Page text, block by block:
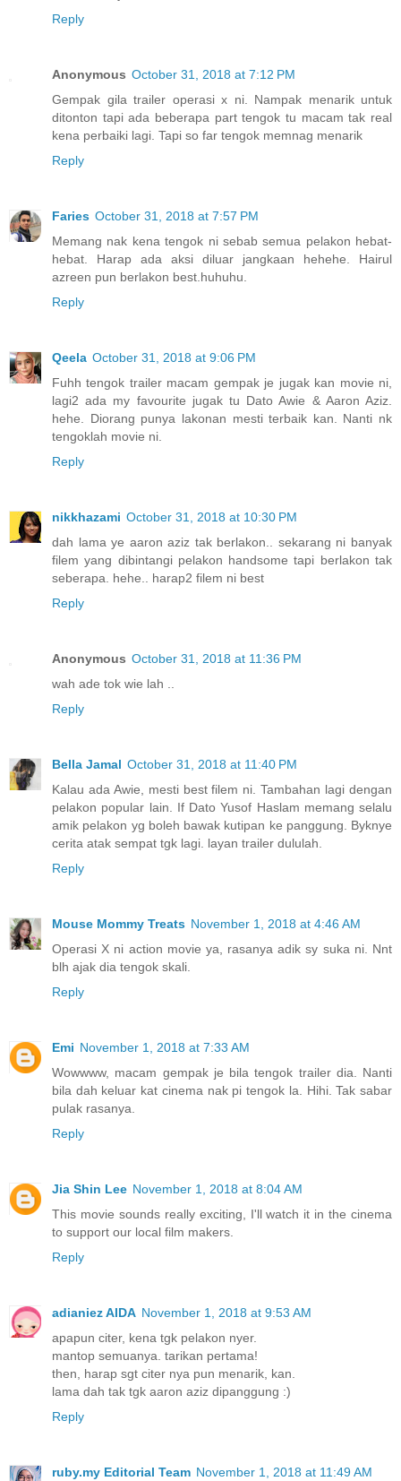
Reply
Anonymous October 31, 2018 at 7:12 PM
Gempak gila trailer operasi x ni. Nampak menarik untuk
ditonton tapi ada beberapa part tengok tu macam tak real
kena perbaiki lagi. Tapi so far tengok memnag menarik
Reply
Faries October 31, 2018 at 7:57 PM
Memang nak kena tengok ni sebab semua pelakon hebat-
hebat. Harap ada aksi diluar jangkaan hehehe. Hairul
azreen pun berlakon best.huhuhu.
Reply
Qeela October 31, 2018 at 9:06 PM
Fuhh tengok trailer macam gempak je jugak kan movie ni,
lagi2 ada my favourite jugak tu Dato Awie & Aaron Aziz.
hehe. Diorang punya lakonan mesti terbaik kan. Nanti nk
tengoklah movie ni.
Reply
nikkhazami October 31, 2018 at 10:30 PM
dah lama ye aaron aziz tak berlakon.. sekarang ni banyak
filem yang dibintangi pelakon handsome tapi berlakon tak
seberapa. hehe.. harap2 filem ni best
Reply
Anonymous October 31, 2018 at 11:36 PM
wah ade tok wie lah ..
Reply
Bella Jamal October 31, 2018 at 11:40 PM
Kalau ada Awie, mesti best filem ni. Tambahan lagi dengan
pelakon popular lain. If Dato Yusof Haslam memang selalu
amik pelakon yg boleh bawak kutipan ke panggung. Byknye
cerita atak sempat tgk lagi. layan trailer dululah.
Reply
Mouse Mommy Treats November 1, 2018 at 4:46 AM
Operasi X ni action movie ya, rasanya adik sy suka ni. Nnt
blh ajak dia tengok skali.
Reply
Emi November 1, 2018 at 7:33 AM
Wowwww, macam gempak je bila tengok trailer dia. Nanti
bila dah keluar kat cinema nak pi tengok la. Hihi. Tak sabar
pulak rasanya.
Reply
Jia Shin Lee November 1, 2018 at 8:04 AM
This movie sounds really exciting, I'll watch it in the cinema
to support our local film makers.
Reply
adianiez AIDA November 1, 2018 at 9:53 AM
apapun citer, kena tgk pelakon nyer.
mantop semuanya. tarikan pertama!
then, harap sgt citer nya pun menarik, kan.
lama dah tak tgk aaron aziz dipanggung :)
Reply
ruby.my Editorial Team November 1, 2018 at 11:49 AM